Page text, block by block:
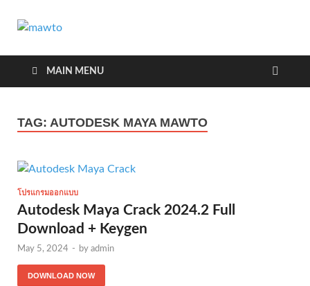
MAWTO
ลิงค์
MAIN MENU
TAG: AUTODESK MAYA MAWTO
โปรแกรมออกแบบ
Autodesk Maya Crack 2024.2 Full
Download + Keygen
May 5, 2024 - by admin
DOWNLOAD NOW